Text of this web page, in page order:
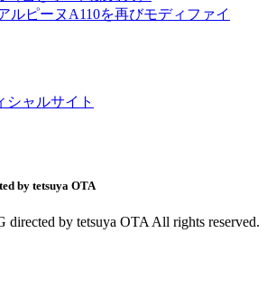
ルピーヌA110を再びモディファイ
シャルサイト
by tetsuya OTA
by tetsuya OTA All rights reserved.